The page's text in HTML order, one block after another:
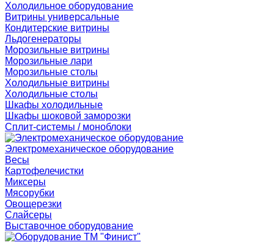
Холодильное оборудование
Витрины универсальные
Кондитерские витрины
Льдогенераторы
Морозильные витрины
Морозильные лари
Морозильные столы
Холодильные витрины
Холодильные столы
Шкафы холодильные
Шкафы шоковой заморозки
Сплит-системы / моноблоки
Электромеханическое оборудование
Весы
Картофелечистки
Миксеры
Мясорубки
Овощерезки
Слайсеры
Выставочное оборудование